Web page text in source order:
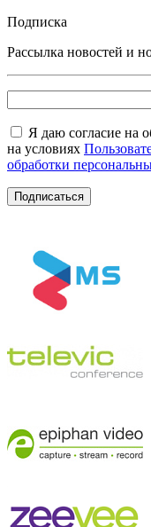
Подписка
Рассылка новостей и
Я даю согласие на
на условиях
обработки